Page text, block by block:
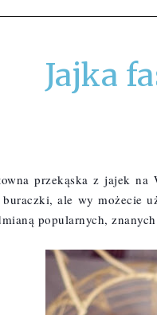
Jajka
przekąska z jajek
buraczki, ale wy możecie
popularnych,